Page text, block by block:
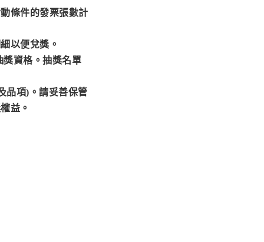
條件的發票張數計
以便兌獎。
獎資格。抽獎名單
品項)。請妥善保管
益。